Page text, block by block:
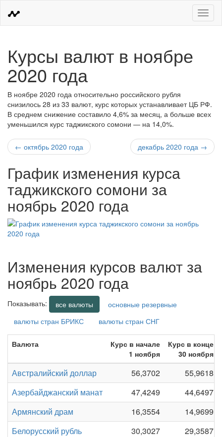
Меню
Курсы валют в ноябре
2020 года
В ноябре 2020 года относительно российского рубля
снизилось 28 из 33 валют, курс которых устанавливает ЦБ РФ.
В среднем снижение составило 4,6% за месяц, а больше всех
уменьшился курс таджикского сомони — на 14,0%.
← октябрь 2020 года декабрь 2020 года →
График изменения курса
таджикского сомони за
ноябрь 2020 года
Изменения курсов валют за
ноябрь 2020 года
Показывать: все валюты
основные резервные
валюты стран БРИКС
валюты стран СНГ
Валюта
Курс в начале
1 ноября
Курс в конце
30 ноября
Австралийский доллар 56,3702
55,9618
Азербайджанский манат
47,4249
44,6497
Армянский драм
16,3554
14,9699
Белорусский рубль
30,3027
29,3587